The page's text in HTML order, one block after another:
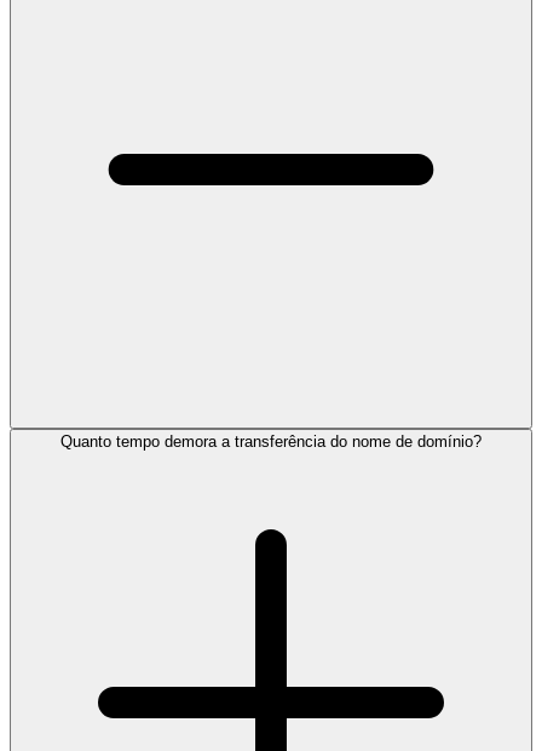
Quanto tempo demora a transferência do nome de domínio?